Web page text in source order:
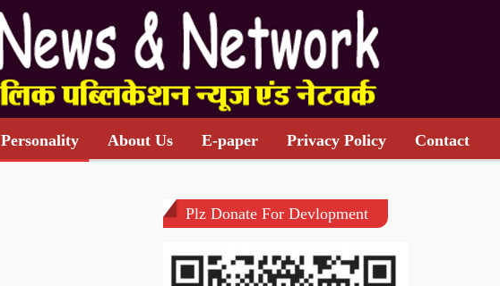
Personality About Us E-paper Privacy Policy Contact
Plz Donate For Devlopment